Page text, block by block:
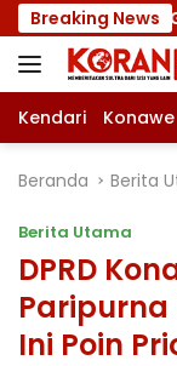
Langsung
ke
konten
Breaking News
Gelar Terbaik
Kendari Konawe
Beranda Berita
Berita Utama
DPRD
Paripurna
Ini Poin